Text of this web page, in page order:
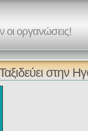
οργανώσεις!
στην